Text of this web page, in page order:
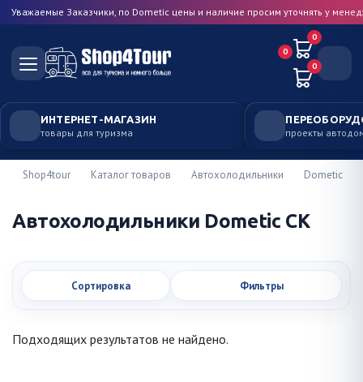
Уважаемые Заказчики, по Dometic цены и наличие просим уточнять у
0
0
0
ИНТЕРНЕТ-МАГАЗИН
товары для туризма проекты
Shop4tour Каталог товаров Автохолодильники Dometic
Автохолодильники Dometic CK
Сортировка Фильтры
Подходящих результатов не найдено.